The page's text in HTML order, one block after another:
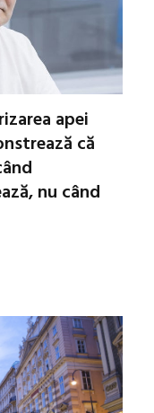
apei
că
nu când